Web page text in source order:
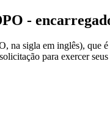
-
na sigla em inglês), que
para exercer